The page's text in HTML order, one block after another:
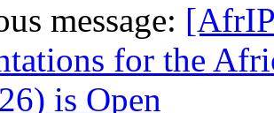
message:
for the
is Open